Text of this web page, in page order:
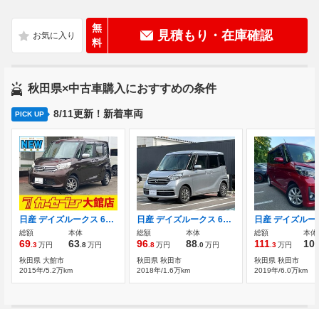
無
料
見積もり・在庫確認
秋田県×中古車購入におすすめの条件
PICK UP 8/11更新！新着車両
日産 デイズルークス 660 X Vセレクション +SafetyII 4WD 4WD 全周囲カメラ シートヒーター ETC
総額
69 .3万円
本体
63 .8万円
秋田県 大館市
2015年/5.2万km
日産 デイズルークス 660 X 4WD 全周囲カメラ アルミ 純正ナビ
総額
96 .8万円
本体
88 .0万円
秋田県 秋田市
2018年/1.6万km
総額
111 .3万円
本体
秋田県 秋田市
2019年/6.0万km